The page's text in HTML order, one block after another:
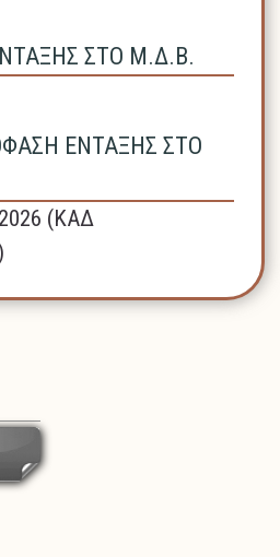
ΣΤΟ Μ.Δ.Β.
ΕΝΤΑΞΗΣ ΣΤΟ
(ΚΑΔ